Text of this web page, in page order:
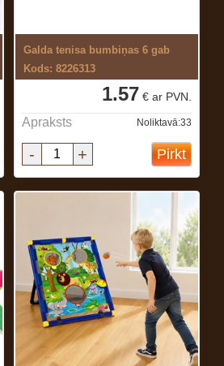
Galda tenisa bumbiņas 6 gab
Kods: 8226313
1.57 € ar PVN.
Apraksts Noliktavā:33
- + Pirkt